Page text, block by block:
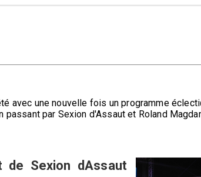
avec une nouvelle fois un programme
passant par Sexion d'Assaut et Roland
Sexion dAssaut